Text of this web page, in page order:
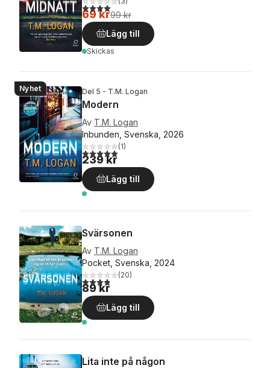
4,0utav 5 stjärnor. Totalt antal röster:
69 kr99 kr
Lägg till
Skickas
Nyhet Del 5 - T.M. Logan
Modern
Av T.M. Logan
Inbunden, Svenska, 2026
5,0utav 5 stjärnor. Totalt antal röster:
(1)
239 kr
Lägg till
Svärsonen
Av T.M. Logan
Pocket, Svenska, 2024
3,8utav 5 stjärnor. Totalt antal röster:
(20)
89 kr
Lägg till
Lita inte på någon